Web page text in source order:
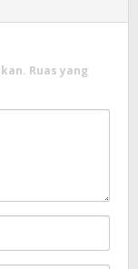
Ruas yang